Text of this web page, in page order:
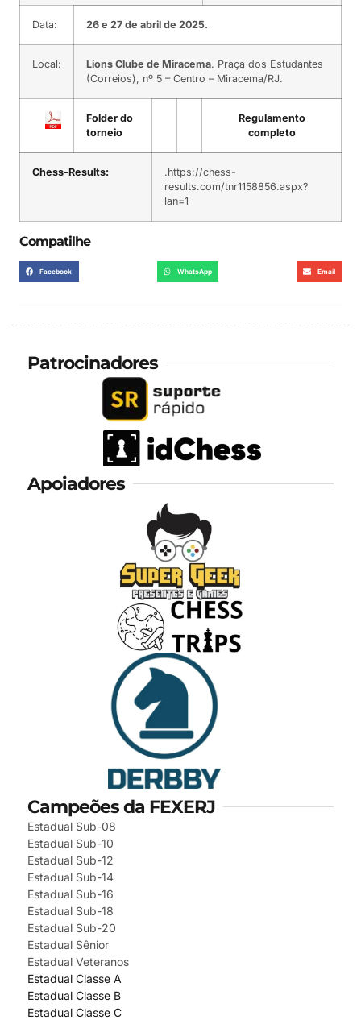
Data: 26 e 27 de abril de 2025.
Local: Lions Clube de Miracema. Praça dos Estudantes
(Correios), nº 5 – Centro – Miracema/RJ.
Folder do
torneio
Regulamento
completo
Chess-Results:
.https://chess-
results.com/tnr1158856.aspx?
lan=1
Compatilhe
Facebook WhatsApp Email
Patrocinadores
Apoiadores
Campeões da FEXERJ
Estadual Sub-08
Estadual Sub-10
Estadual Sub-12
Estadual Sub-14
Estadual Sub-16
Estadual Sub-18
Estadual Sub-20
Estadual Sênior
Estadual Veteranos
Estadual Classe A
Estadual Classe B
Estadual Classe C